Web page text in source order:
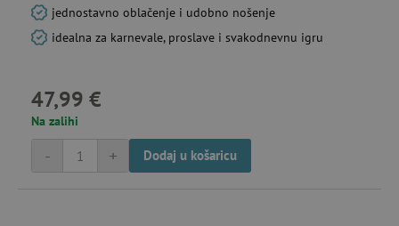
jednostavno oblačenje i udobno nošenje
idealna za karnevale, proslave i svakodnevnu igru
47,99 €
Na zalihi
+
- Dodaj u košaricu
uid